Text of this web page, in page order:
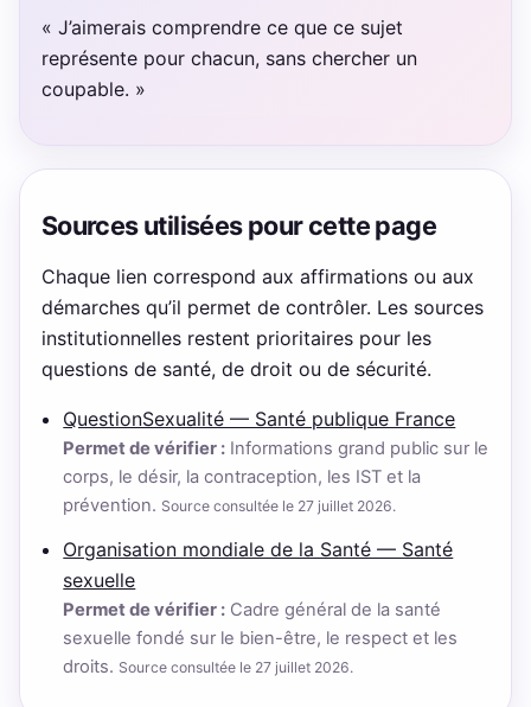
« J’aimerais comprendre ce que ce sujet
représente pour chacun, sans chercher un
coupable. »
Sources utilisées pour cette page
Chaque lien correspond aux affirmations ou aux
démarches qu’il permet de contrôler. Les sources
institutionnelles restent prioritaires pour les
questions de santé, de droit ou de sécurité.
QuestionSexualité — Santé publique France
Permet de vérifier : Informations grand public sur le
corps, le désir, la contraception, les IST et la
prévention. Source consultée le 27 juillet 2026.
Organisation mondiale de la Santé — Santé
sexuelle
Permet de vérifier : Cadre général de la santé
sexuelle fondé sur le bien-être, le respect et les
droits. Source consultée le 27 juillet 2026.